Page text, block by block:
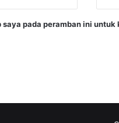
pada peramban ini